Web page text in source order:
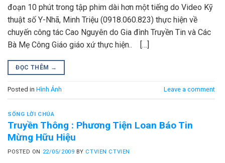
đoạn 10 phút trong tập phim dài hơn một tiếng do Video Kỹ
thuật số Y-Nhã, Minh Triệu (0918.060.823) thực hiện về
chuyến công tác Cao Nguyên do Gia đình Truyền Tin và Các
Bà Mẹ Công Giáo giáo xứ thực hiện.. […]
ĐỌC THÊM →
Posted in Hình Ảnh Leave a comment
SỐNG LỜI CHÚA
Truyền Thông : Phương Tiện Loan Báo Tin
Mừng Hữu Hiệu
POSTED ON 22/05/2009 BY CTVIEN CTVIEN